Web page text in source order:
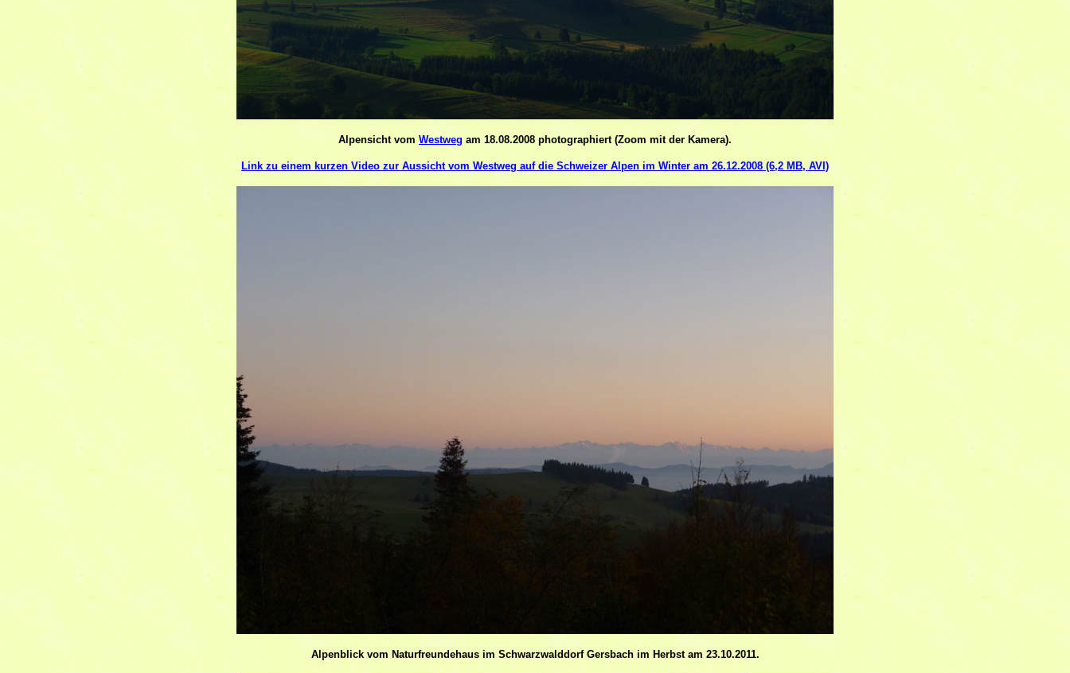
Alpensicht vom Westweg am 18.08.2008 photographiert (Zoom mit der Kamera).
Link zu einem kurzen Video zur Aussicht vom Westweg auf die Schweizer Alpen im Winter am 26.12.2008 (6,2 MB, AVI)
Alpenblick vom Naturfreundehaus im Schwarzwalddorf Gersbach im Herbst am 23.10.2011.